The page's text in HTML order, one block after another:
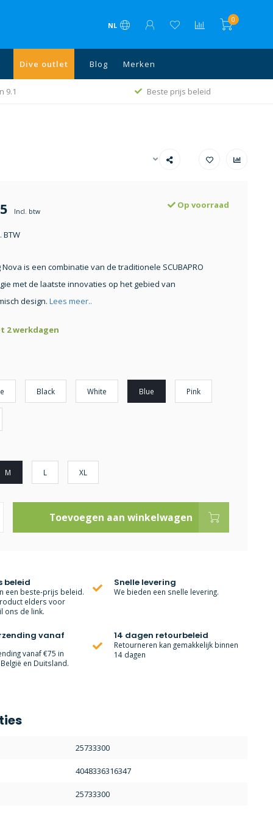
NL
0
Dive outlet Blog Merken
Gratis verzending va. € 75 in NL, België en
Duitsland
Incl. btw
BTW
Op voorraad
is een combinatie van de traditionele SCUBAPRO
met de laatste innovaties op het gebied van
design. Lees meer..
2 werkdagen
Black White Blue Pink
M L XL
Toevoegen aan winkelwagen
beleid
een beste-prijs beleid.
elders voor
ons de link.
Snelle levering
We bieden een snelle levering.
vanaf
vanaf €75 in
en Duitsland.
14 dagen retourbeleid
Retourneren kan gemakkelijk binnen
14 dagen
25733300
4048336316347
25733300